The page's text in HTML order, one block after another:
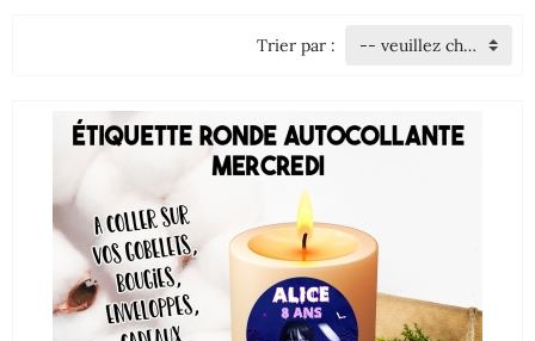
Trier par : -- veuillez choisir --